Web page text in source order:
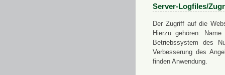
Server-Logfiles/
Der Zugriff auf die
Hierzu gehören:
Betriebssystem des
Verbesserung des
finden Anwendung.